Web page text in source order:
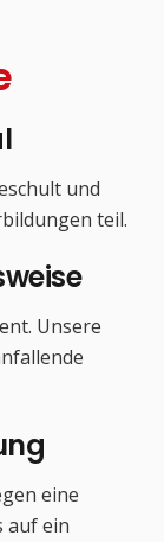
und
teil.
Unsere
eine
auf ein